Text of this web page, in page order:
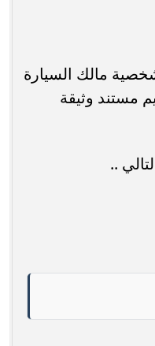
إثبات شخصية مالك السيارة
مستند وثيقة